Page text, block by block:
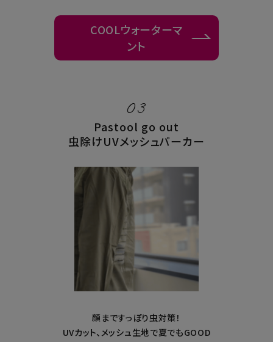
COOLウォーターマ
ント
03
Pastool go out
虫除けUVメッシュパーカー
顔まですっぽり虫対策！
UVカット、メッシュ生地で夏でもGOOD